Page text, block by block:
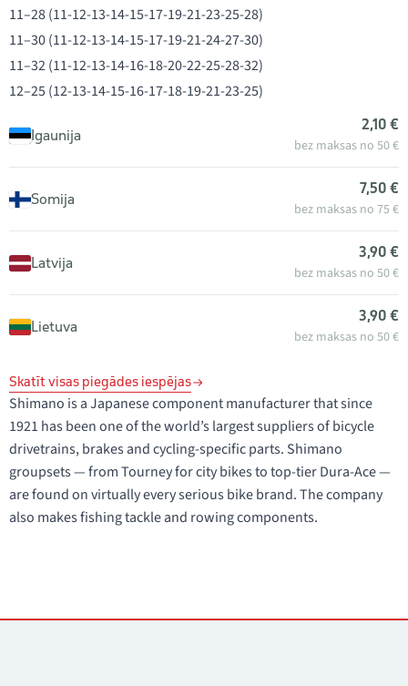
11–28 (11-12-13-14-15-17-19-21-23-25-28)
11–30 (11-12-13-14-15-17-19-21-24-27-30)
11–32 (11-12-13-14-16-18-20-22-25-28-32)
12–25 (12-13-14-15-16-17-18-19-21-23-25)
Igaunija
2,10 €
bez maksas no 50 €
Somija
7,50 €
bez maksas no 75 €
Latvija
3,90 €
bez maksas no 50 €
Lietuva
3,90 €
bez maksas no 50 €
Skatīt visas piegādes iespējas
Shimano is a Japanese component manufacturer that since
1921 has been one of the world’s largest suppliers of bicycle
drivetrains, brakes and cycling-specific parts. Shimano
groupsets — from Tourney for city bikes to top-tier Dura-Ace —
are found on virtually every serious bike brand. The company
also makes fishing tackle and rowing components.